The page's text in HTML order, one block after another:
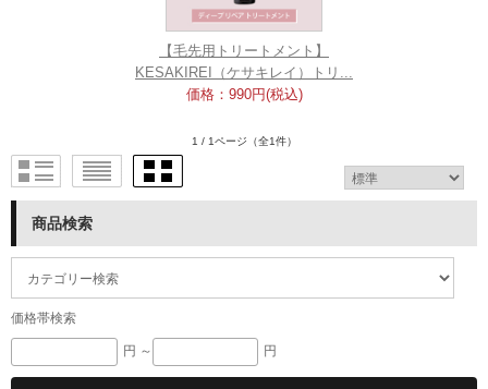
【毛先用トリートメント】
KESAKIREI（ケサキレイ）トリ...
価格：990円(税込)
1 / 1ページ （全1件）
商品検索
価格帯検索
円 ～ 円